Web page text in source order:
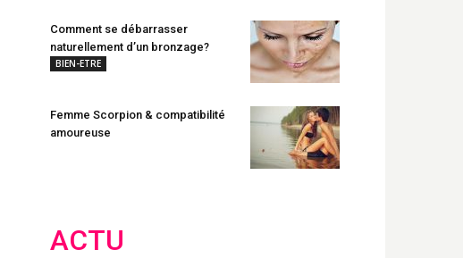
Comment se débarrasser
naturellement d’un bronzage?
BIEN-ETRE
Femme Scorpion & compatibilité
amoureuse
ACTU